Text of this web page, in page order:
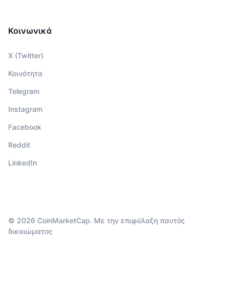
Κοινωνικά
X (Twitter)
Κοινότητα
Telegram
Instagram
Facebook
Reddit
LinkedIn
© 2026 CoinMarketCap. Με την επιφύλαξη παντός
δικαιώματος